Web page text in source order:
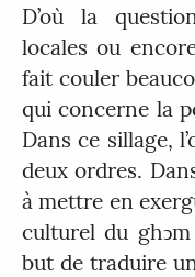
D’où la
locales ou
fait couler
qui concerne la
Dans ce sillage,
deux ordres.
à mettre en
culturel du ghↄm
but de traduire